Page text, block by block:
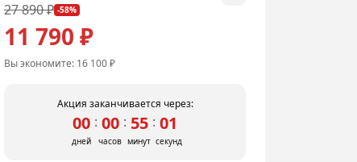
27 890 ₽ -58%
11 790 ₽
Вы экономите: 16 100 ₽
Акция заканчивается через:
00
дней
: 00
часов
: 55
минут
: 00
секунд